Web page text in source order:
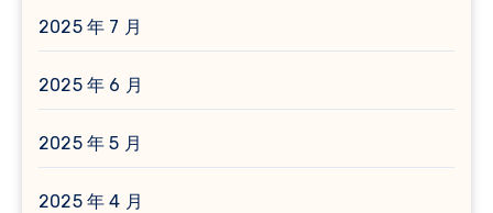
2025 年 7 月
2025 年 6 月
2025 年 5 月
2025 年 4 月